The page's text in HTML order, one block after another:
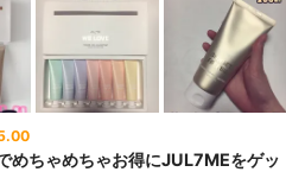
めちゃめちゃお得にJUL7MEをゲッ